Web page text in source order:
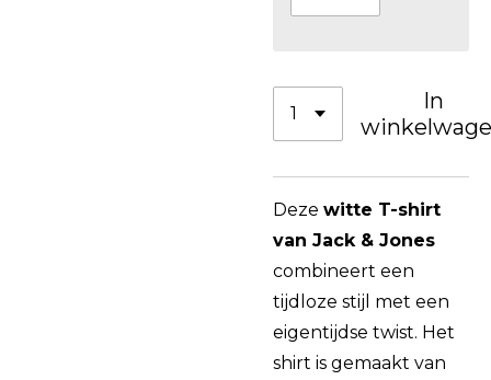
In
Deze witte T-shirt
van Jack & Jones
combineert een
tijdloze stijl met een
eigentijdse twist. Het
shirt is gemaakt van